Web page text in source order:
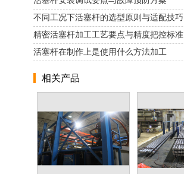
不同工况下活塞杆的选型原则与适配技巧
精密活塞杆加工工艺要点与精度把控标准
活塞杆在制作上是使用什么方法加工
相关产品